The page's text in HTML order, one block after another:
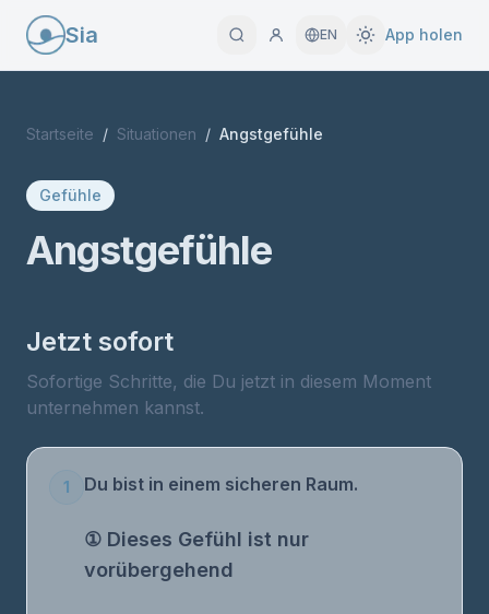
Sia EN App holen
Startseite / Situationen / Angstgefühle
Gefühle
Angstgefühle
Jetzt sofort
Sofortige Schritte, die Du jetzt in diesem Moment
unternehmen kannst.
1 Du bist in einem sicheren Raum.
① Dieses Gefühl ist nur
vorübergehend